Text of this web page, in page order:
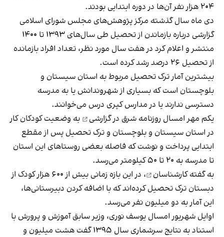
۲۰۴ هزار نفر آن‌ها در دوره ابتدایی بودند.
دی ماه سال گذشته مرکز پژوهش‌های مجلس شورای اسلامی
گزارشی درباره بازماندن از تحصیل طی سال‌های ۱۳۹۳ تا ۱۴۰۰
منتشر و اعلام کرد در هفت سال مورد نظر، تعداد افراد بازمانده
از تحصیل ۲۶ درصد رشد کرده است.
بیشترین آمار ترک تحصیل مربوط به استان سیستان و
بلوچستان است که بسیاری از شهروندانش یا به مدرسه
دسترسی ندارند یا در مدارس کپری درس می‌خوانند.
یکم مهر امسال روزنامه شرق در گزارشی
به وضعیت کودکان کار
در استان سیستان و بلوچستان و ترک تحصیل پس از مقطع
ابتدایی پرداخت و نوشت که فاصله بعضی روستاهای این استان
تا مدرسه به ۲۰ تا ۵۰ کیلومتر می‌رسد.
به گفته کارشناسان
، در این بازه زمانی بیش از ۶۰۰ هزار کودک از
دبستان ترک تحصیل کرده‌اند که با اضافه کردن دبیرستانی‌ها،
این آمار به دو میلیون نفر می‌رسد.
اوایل شهریور امسال یوسف نوری، وزیر سابق آموزش و پرورش با
استناد به نتایج سرشماری سال ۱۳۹۵ گفت هشت میلیون و